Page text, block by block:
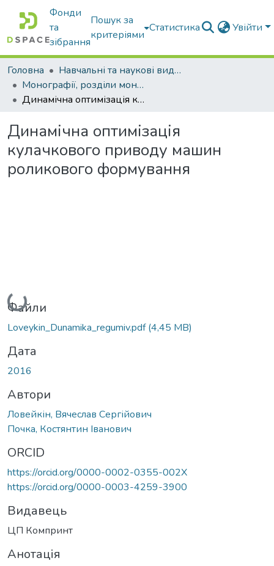
Фонди
та
зібрання
Пошук за
критеріями
Статистика Увійти
Головна
Навчальні та наукові видання
Монографії, розділи монографій, доповіді
Динамічна оптимізація кулачкового приводу машин роликового формування
Динамічна оптимізація
кулачкового приводу машин
роликового формування
Вантажиться...
Файли
Loveykin_Dunamika_regumiv.pdf(4,45 MB)
Дата
2016
Автори
Ловейкін, Вячеслав Сергійович
Почка, Костянтин Іванович
ORCID
https://orcid.org/0000-0002-0355-002X
https://orcid.org/0000-0003-4259-3900
Видавець
ЦП Компринт
Анотація